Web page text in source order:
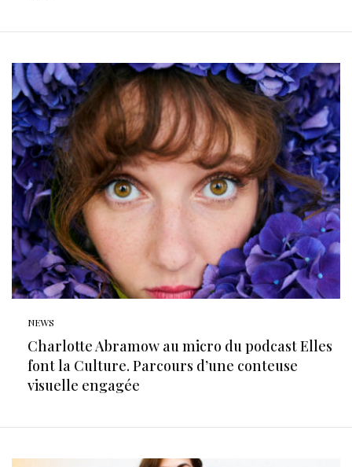
NEWS
Charlotte Abramow au micro du podcast Elles
font la Culture. Parcours d’une conteuse
visuelle engagée